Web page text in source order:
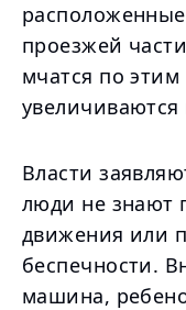
проезжей
мчатся по
увеличиваются
Власти
люди не знают
движения или
беспечности.
машина,